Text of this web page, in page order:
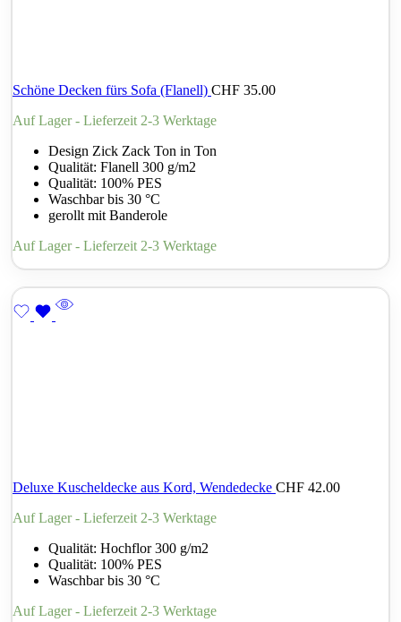
Schöne Decken fürs Sofa (Flanell) CHF 35.00
Auf Lager - Lieferzeit 2-3 Werktage
Design Zick Zack Ton in Ton
Qualität: Flanell 300 g/m2
Qualität: 100% PES
Waschbar bis 30 °C
gerollt mit Banderole
Auf Lager - Lieferzeit 2-3 Werktage
Deluxe Kuscheldecke aus Kord, Wendedecke CHF 42.00
Auf Lager - Lieferzeit 2-3 Werktage
Qualität: Hochflor 300 g/m2
Qualität: 100% PES
Waschbar bis 30 °C
Auf Lager - Lieferzeit 2-3 Werktage